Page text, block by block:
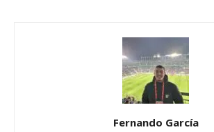
Fernando García